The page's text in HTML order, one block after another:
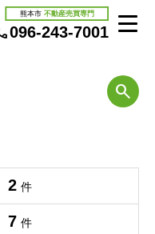
熊本市 不動産売買専門
096-243-7001
2 件
7 件